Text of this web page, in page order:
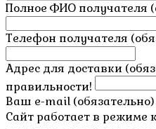
Полное ФИО получателя
Телефон получателя
Адрес для доставки
правильности!
Ваш e-mail (обязательно)
Сайт работает в режиме